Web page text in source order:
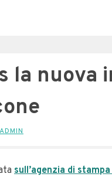
la nuova
ADMIN
sull’agenzia di